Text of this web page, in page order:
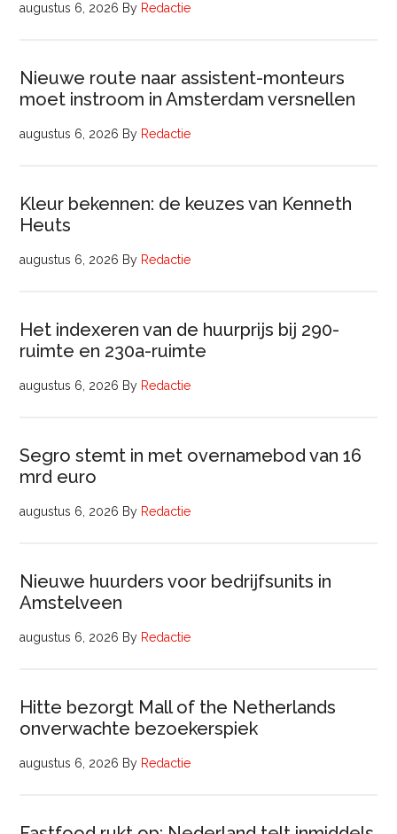
augustus 6, 2026 By Redactie
Nieuwe route naar assistent-monteurs
moet instroom in Amsterdam versnellen
augustus 6, 2026 By Redactie
Kleur bekennen: de keuzes van Kenneth
Heuts
augustus 6, 2026 By Redactie
Het indexeren van de huurprijs bij 290-
ruimte en 230a-ruimte
augustus 6, 2026 By Redactie
Segro stemt in met overnamebod van 16
mrd euro
augustus 6, 2026 By Redactie
Nieuwe huurders voor bedrijfsunits in
Amstelveen
augustus 6, 2026 By Redactie
Hitte bezorgt Mall of the Netherlands
onverwachte bezoekerspiek
augustus 6, 2026 By Redactie